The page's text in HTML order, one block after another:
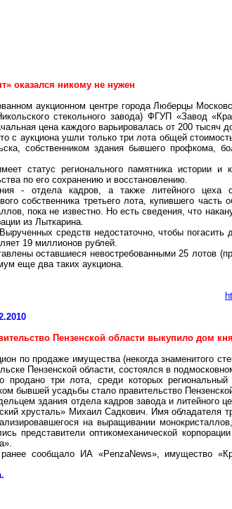
оказался никому не нужен
аукционном центре города Люберцы
стекольного завода) ФГУП «Завод
цена каждого варьировалась от 200 тысяч
с аукциона ушли только три лота общей
собственником здания бывшего профкома,
статус регионального памятника истории и
по его сохранению и восстановлению.
- отдела кадров, а также литейного цеха
собственника третьего лота, купившего часть
пока не известно. Но есть сведения, что
из Лыткарина.
средств недостаточно, чтобы
19 миллионов рублей.
оставшиеся невостребованными 25 лотов
еще два таких аукциона.
Пензенской области выкупило дом
по продаже имущества (некогда знаменитого
Пензенской области, состоялся в
продано три лота, среди которых
бывшей усадьбы стало правительство
здания отдела кадров завода и литейного
хрусталь» Михаил Садкович. Имя обладателя
на выращивании
представителиоптикомеханической
ранее сообщало ИА «PenzaNews», имущество